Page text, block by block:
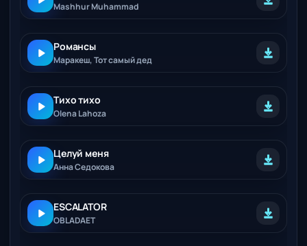
Mashhur Muhammad
Романсы
Маракеш, Тот самый дед
Тихо тихо
Olena Lahoza
Целуй меня
Анна Седокова
ESCALATOR
OBLADAET